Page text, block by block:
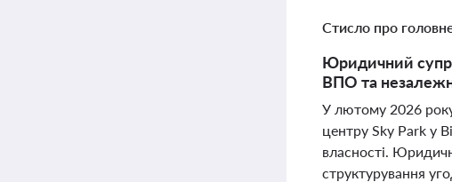
Стисло про
Юридичний
ВПО та
У лютому 2026
центру Sky Park у
власності.
структурування